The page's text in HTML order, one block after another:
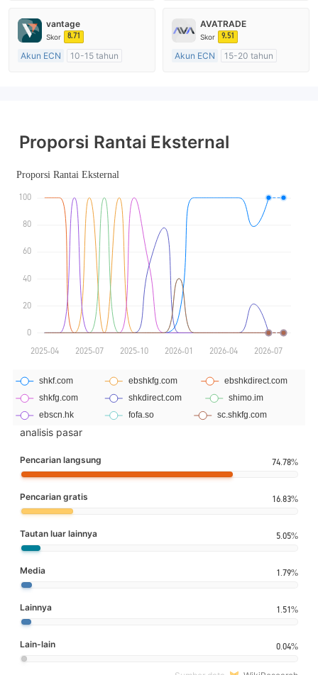
Market Maker (MM)
Penelitian mandiri
Lisensi Penuh MT4
vantage
Skor 8.71
Akun ECN
10-15 tahun
AVATRADE
Skor 9.51
Akun ECN
15-20 tahun
Proporsi Rantai Eksternal
analisis pasar
Pencarian langsung 74.78%
Pencarian gratis 16.83%
Tautan luar lainnya 5.05%
Media 1.79%
Lainnya 1.51%
Lain-lain 0.04%